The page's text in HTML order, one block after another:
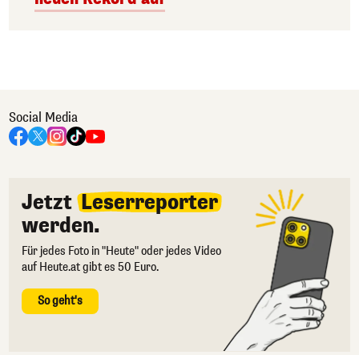
Social Media
Jetzt Leserreporter
werden.
Für jedes Foto in "Heute" oder jedes Video
auf Heute.at gibt es 50 Euro.
So geht's